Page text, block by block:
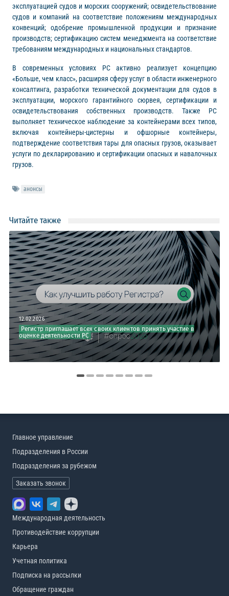
эксплуатацией судов и морских сооружений; освидетельствование
судов и компаний на соответствие положениям международных
конвенций; одобрение промышленной продукции и признание
производств; сертификацию систем менеджмента на соответствие
требованиям международных и национальных стандартов.
В современных условиях РС активно реализует концепцию
«Больше, чем класс», расширяя сферу услуг в области инженерного
консалтинга, разработки технической документации для судов в
эксплуатации, морского гарантийного сюрвея, сертификации и
освидетельствования собственных производств. Также РС
выполняет техническое наблюдение за контейнерами всех типов,
включая контейнеры-цистерны и офшорные контейнеры,
подтверждение соответствия тары для опасных грузов, оказывает
услуги по декларированию и сертификации опасных и навалочных
грузов.
анонсы
Читайте также
12.02.2026
Регистр приглашает всех своих клиентов принять участие в
оценке деятельности РС
Главное управление
Подразделения в России
Подразделения за рубежом
Заказать звонок
Международная деятельность
Противодействие коррупции
Карьера
Учетная политика
Подписка на рассылки
Обращение граждан